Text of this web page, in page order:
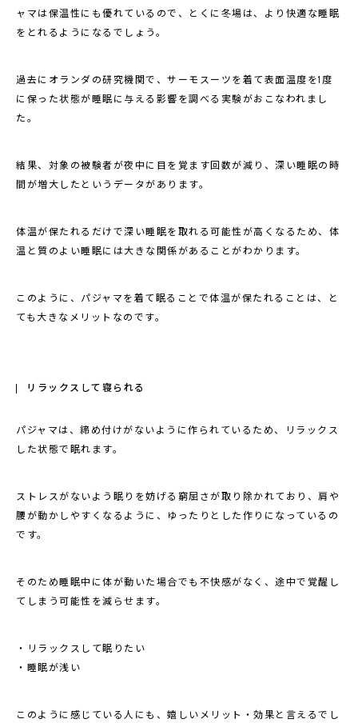
ャマは保温性にも優れているので、とくに冬場は、より快適な睡眠
をとれるようになるでしょう。
過去にオランダの研究機関で、サーモスーツを着て表面温度を1度
に保った状態が睡眠に与える影響を調べる実験がおこなわれまし
た。
結果、対象の被験者が夜中に目を覚ます回数が減り、深い睡眠の時
間が増大したというデータがあります。
体温が保たれるだけで深い睡眠を取れる可能性が高くなるため、体
温と質のよい睡眠には大きな関係があることがわかります。
このように、パジャマを着て眠ることで体温が保たれることは、と
ても大きなメリットなのです。
リラックスして寝られる
パジャマは、締め付けがないように作られているため、リラックス
した状態で眠れます。
ストレスがないよう眠りを妨げる窮屈さが取り除かれており、肩や
腰が動かしやすくなるように、ゆったりとした作りになっているの
です。
そのため睡眠中に体が動いた場合でも不快感がなく、途中で覚醒し
てしまう可能性を減らせます。
・リラックスして眠りたい
・睡眠が浅い
このように感じている人にも、嬉しいメリット・効果と言えるでし